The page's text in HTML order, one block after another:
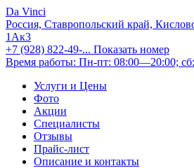
Da Vinci
Россия, Ставропольский край,
1Ак3
+7 (928) 822-49-... Показать номер
Время работы: Пн-пт: 08:00—20:00;
Услуги и Цены
Фото
Акции
Специалисты
Отзывы
Прайс-лист
Описание и контакты